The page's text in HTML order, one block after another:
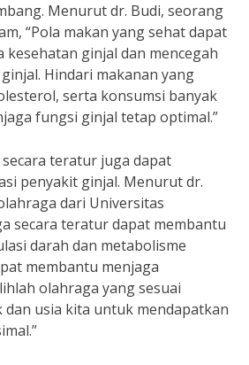
Menurut dr. Budi, seorang
“Pola makan yang sehat dapat
kesehatan ginjal dan mencegah
Hindari makanan yang
serta konsumsi banyak
fungsi ginjal tetap optimal.”
teratur juga dapat
penyakit ginjal. Menurut dr.
dari Universitas
secara teratur dapat membantu
darah dan metabolisme
membantu menjaga
olahraga yang sesuai
dan usia kita untuk mendapatkan